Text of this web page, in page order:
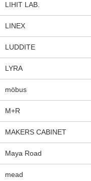
LIHIT LAB.
LINEX
LUDDITE
LYRA
möbus
M+R
MAKERS CABINET
Maya Road
mead